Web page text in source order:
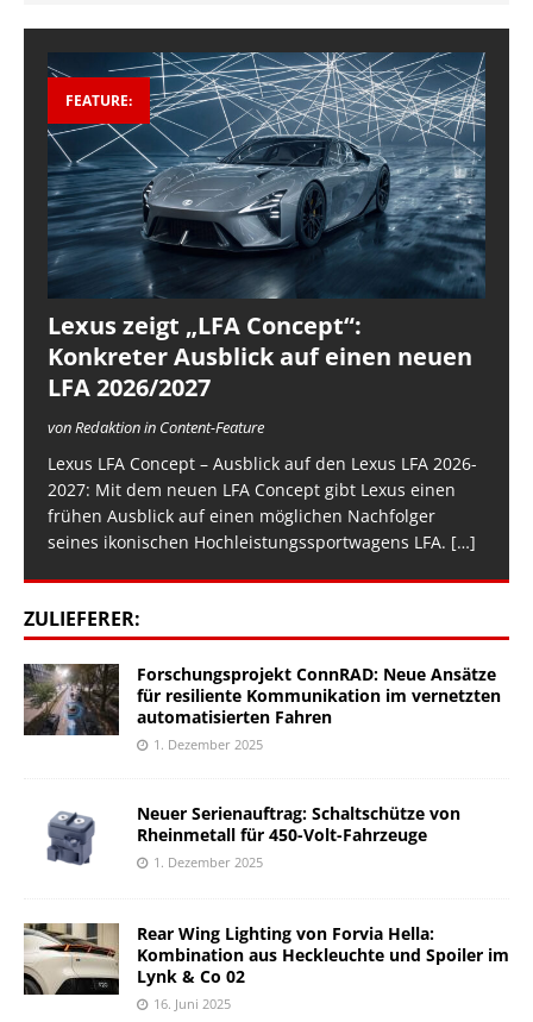
FEATURE:
Lexus zeigt „LFA Concept“:
Konkreter Ausblick auf einen neuen
LFA 2026/2027
von Redaktion in Content-Feature
Lexus LFA Concept – Ausblick auf den Lexus LFA 2026-
2027: Mit dem neuen LFA Concept gibt Lexus einen
frühen Ausblick auf einen möglichen Nachfolger
seines ikonischen Hochleistungssportwagens LFA. […]
ZULIEFERER:
Forschungsprojekt ConnRAD: Neue Ansätze
für resiliente Kommunikation im vernetzten
automatisierten Fahren
1. Dezember 2025
Neuer Serienauftrag: Schaltschütze von
Rheinmetall für 450-Volt-Fahrzeuge
1. Dezember 2025
Rear Wing Lighting von Forvia Hella:
Kombination aus Heckleuchte und Spoiler im
Lynk & Co 02
16. Juni 2025